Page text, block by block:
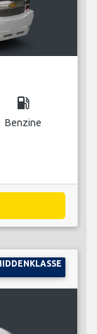
local_gas_station
Benzine